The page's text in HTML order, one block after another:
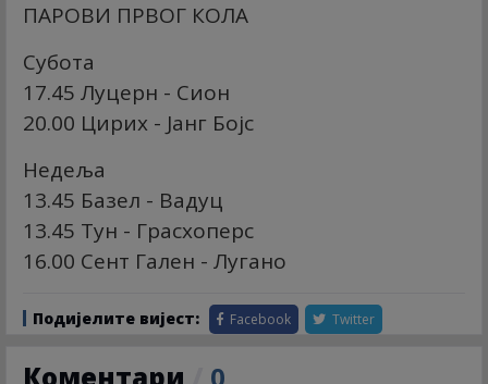
ПАРОВИ ПРВОГ КОЛА
Субота
17.45 Луцерн - Сион
20.00 Цирих - Јанг Бојс
Недеља
13.45 Базел - Вадуц
13.45 Тун - Грасхоперс
16.00 Сент Гален - Лугано
Подијелите вијест: Facebook Twitter